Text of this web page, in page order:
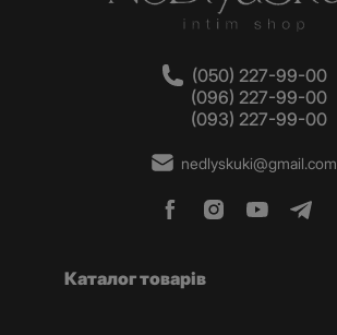
(050) 227-99-00
(096) 227-99-00
(093) 227-99-00
nedlyskuki@gmail.com
Каталог товарів